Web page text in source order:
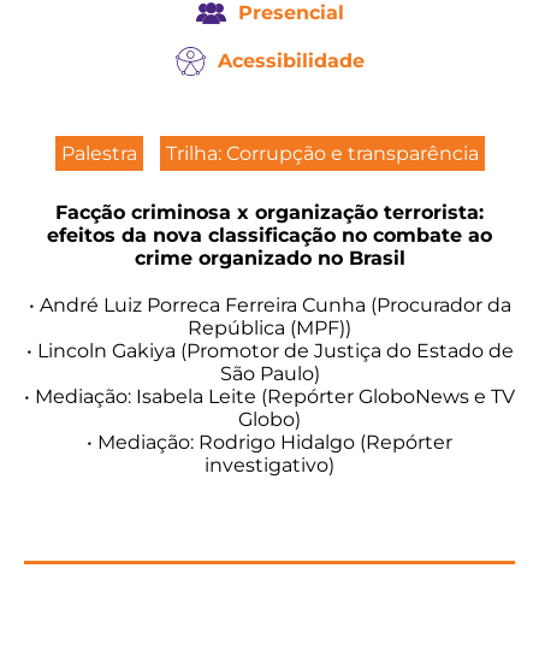
Presencial
Acessibilidade
Palestra Trilha: Corrupção e transparência
Facção criminosa x organização terrorista:
efeitos da nova classificação no combate ao
crime organizado no Brasil
• André Luiz Porreca Ferreira Cunha (Procurador da
República (MPF))
• Lincoln Gakiya (Promotor de Justiça do Estado de
São Paulo)
• Mediação: Isabela Leite (Repórter GloboNews e TV
Globo)
• Mediação: Rodrigo Hidalgo (Repórter
investigativo)